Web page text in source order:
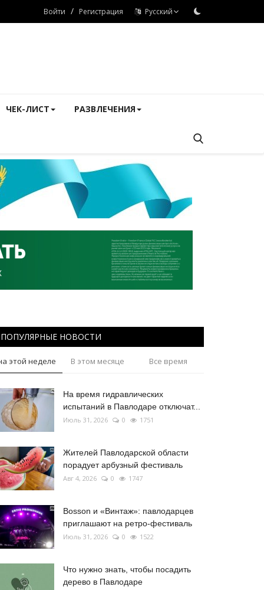
Войти / Регистрация Русский
ЧЕК-ЛИСТ РАЗВЛЕЧЕНИЯ
ПОПУЛЯРНЫЕ НОВОСТИ
этой неделе В этом месяце Все время
На время гидравлических
испытаний в Павлодаре отключат...
Июль 31, 2026 0 1751
Жителей Павлодарской области
порадует арбузный фестиваль
Авг 4, 2026 0 1747
Bosson и «Винтаж»: павлодарцев
приглашают на ретро-фестиваль
Июль 31, 2026 0 1522
Что нужно знать, чтобы посадить
дерево в Павлодаре